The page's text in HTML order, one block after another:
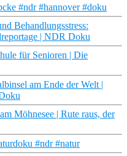
#ndr #hannover #doku
Behandlungsstress:
| NDR Doku
für Senioren | Die
am Ende der Welt |
Möhnesee | Rute raus, der
#ndr #natur